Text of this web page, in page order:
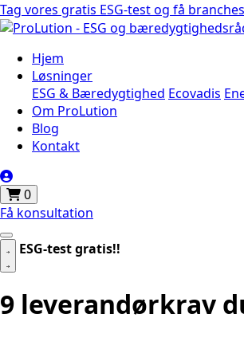
Tag vores gratis ESG-test og få
Hjem
Løsninger
ESG & Bæredygtighed Ecovadis
Om ProLution
Blog
Kontakt
0
Få konsultation
ESG-test gratis!!
9 leverandørkrav